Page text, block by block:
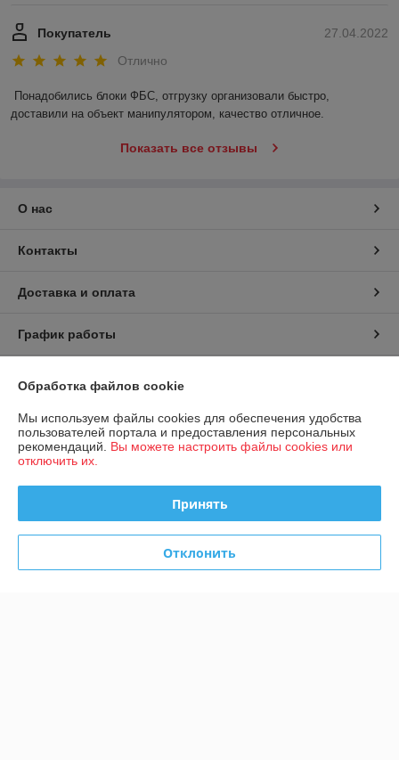
27.04.2022
Покупатель
Отлично
Понадобились блоки ФБС, отгрузку организовали быстро,
доставили на объект манипулятором, качество отличное.
Показать все отзывы
О нас
Контакты
Доставка и оплата
График работы
Политика обработки cookies
Сайт создан на платформе Deal.by
Обработка файлов cookie
Мы используем файлы cookies для обеспечения удобства
пользователей портала и предоставления персональных
рекомендаций. Вы можете настроить файлы cookies или
отключить их.
Принять
Отклонить